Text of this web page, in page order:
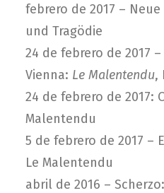
febrero de 2017 –
und Tragödie
24 de febrero de 2017 –
Vienna: Le Malentendu,
24 de febrero de 2017:
Malentendu
5 de febrero de 2017 –
Le Malentendu
abril de 2016 –